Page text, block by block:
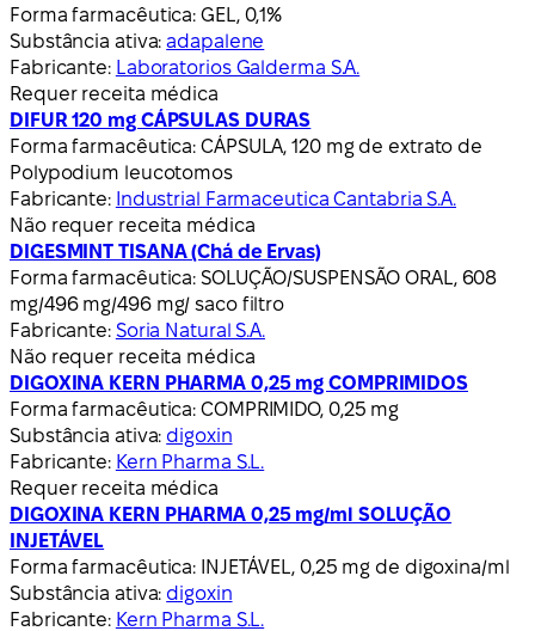
Forma farmacêutica: GEL, 0,1%
Substância ativa:adapalene
Fabricante: Laboratorios Galderma S.A.
Requer receita médica
DIFUR 120 mg CÁPSULAS DURAS
Forma farmacêutica: CÁPSULA, 120 mg de extrato de
Polypodium leucotomos
Fabricante: Industrial Farmaceutica Cantabria S.A.
Não requer receita médica
DIGESMINT TISANA (Chá de Ervas)
Forma farmacêutica: SOLUÇÃO/SUSPENSÃO ORAL, 608
mg/496 mg/496 mg/ saco filtro
Fabricante: Soria Natural S.A.
Não requer receita médica
DIGOXINA KERN PHARMA 0,25 mg COMPRIMIDOS
Forma farmacêutica: COMPRIMIDO, 0,25 mg
Substância ativa: digoxin
Fabricante: Kern Pharma S.L.
Requer receita médica
DIGOXINA KERN PHARMA 0,25 mg/ml SOLUÇÃO
INJETÁVEL
Forma farmacêutica: INJETÁVEL, 0,25 mg de digoxina/ml
Substância ativa: digoxin
Fabricante: Kern Pharma S.L.